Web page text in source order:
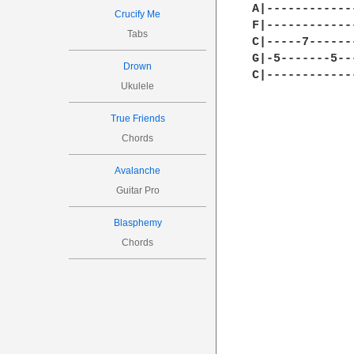
Crucify Me
Tabs
Drown
Ukulele
True Friends
Chords
Avalanche
Guitar Pro
Blasphemy
Chords
C|-----
G|-5-------